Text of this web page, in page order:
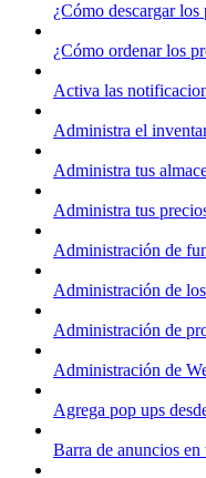
¿Cómo descargar
¿Cómo ordenar los
Activa las
Administra el
Administra tus
Administra tus
Administración de
Administración de
Administración de
Administración de
Agrega pop ups
Barra de anuncios